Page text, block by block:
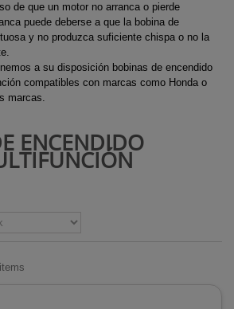
de que un motor no arranca o pierde
puede deberse a que la bobina de
y no produzca suficiente chispa o no la
a su disposición bobinas de encendido
compatibles con marcas como Honda o
marcas.
ENCENDIDO